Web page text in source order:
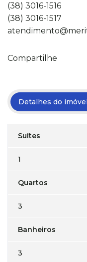
(38) 3016-1516
(38) 3016-1517
Compartilhe
Detalhes do imóvel
Suítes
1
Quartos
3
Banheiros
3